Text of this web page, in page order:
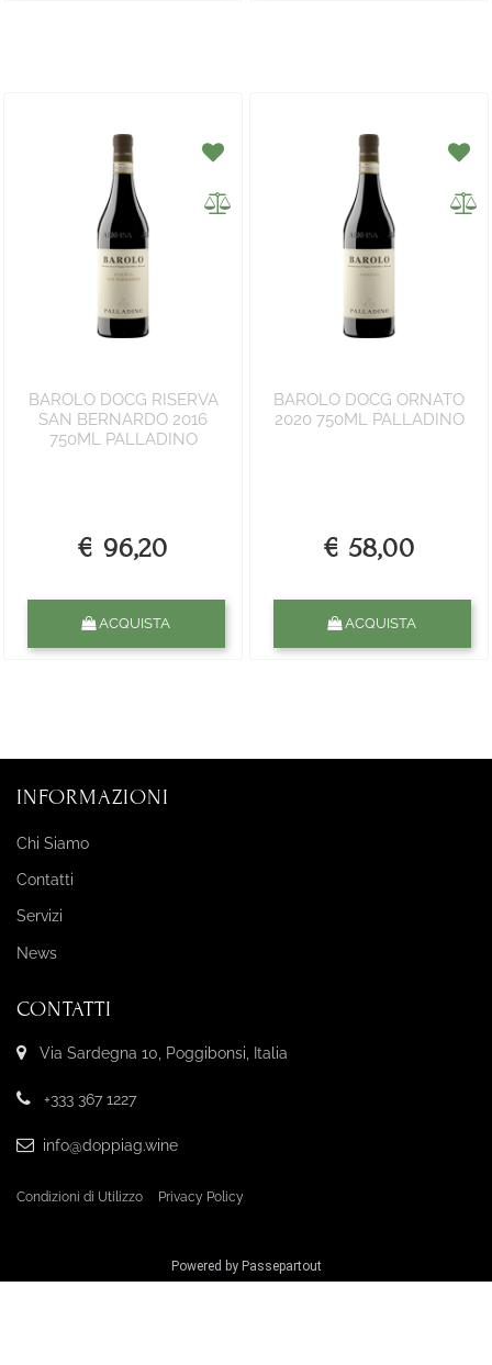
BAROLO DOCG RISERVA
SAN BERNARDO 2016
750ML PALLADINO
€ 96,20
ACQUISTA
BAROLO DOCG ORNATO
2020 750ML PALLADINO
€ 58,00
ACQUISTA
INFORMAZIONI
Chi Siamo
Contatti
Servizi
News
CONTATTI
Via Sardegna 10, Poggibonsi, Italia
+333 367 1227
info@doppiag.wine
Condizioni di Utilizzo Privacy Policy
Powered by Passepartout